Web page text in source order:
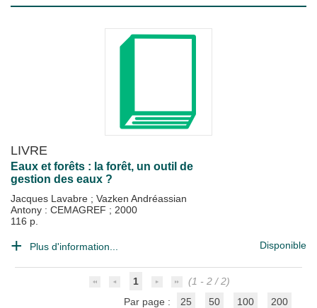
LIVRE
Eaux et forêts : la forêt, un outil de
gestion des eaux ?
Jacques Lavabre ; Vazken Andréassian
Antony : CEMAGREF ; 2000
116 p.
Plus d'information... Disponible
1
(1 - 2 / 2)
Par page :
25 50 100 200